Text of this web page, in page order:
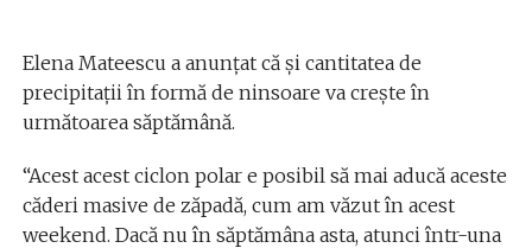
Elena Mateescu a anunțat că și cantitatea de
precipitații în formă de ninsoare va crește în
următoarea săptămână.
“Acest acest ciclon polar e posibil să mai aducă aceste
căderi masive de zăpadă, cum am văzut în acest
weekend. Dacă nu în săptămâna asta, atunci într-una